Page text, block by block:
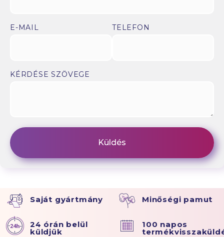
E-MAIL TELEFON
KÉRDÉSE SZÖVEGE
Saját gyártmány Minőségi pamut
24 órán belül
küldjük
100 napos